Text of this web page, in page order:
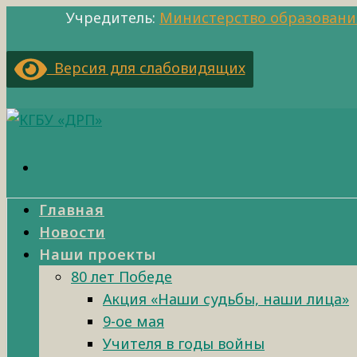
Учредитель: Министерство
Версия для слабовидящих
Главная
Новости
Наши проекты
80 лет Победе
Акция «Наши судьбы, наши лица»
9-ое мая
Учителя в годы войны